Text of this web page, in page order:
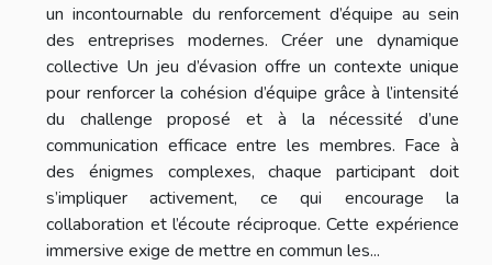
un incontournable du renforcement d’équipe au sein
des entreprises modernes. Créer une dynamique
collective Un jeu d’évasion offre un contexte unique
pour renforcer la cohésion d’équipe grâce à l’intensité
du challenge proposé et à la nécessité d’une
communication efficace entre les membres. Face à
des énigmes complexes, chaque participant doit
s’impliquer activement, ce qui encourage la
collaboration et l’écoute réciproque. Cette expérience
immersive exige de mettre en commun les...